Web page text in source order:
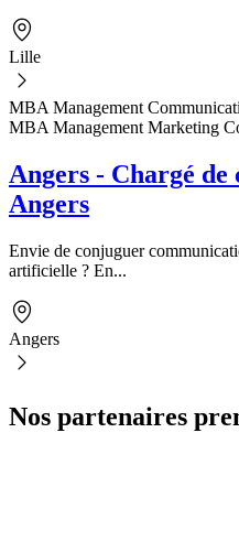
Lille
MBA Management
MBA Management Marketing
Angers - Chargé
Angers
Envie de conjuguer
artificielle ? En...
Angers
Nos partenaires